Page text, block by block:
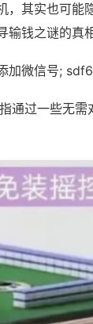
，其实也可能
钱之谜的真相
加微信号;
通过一些无